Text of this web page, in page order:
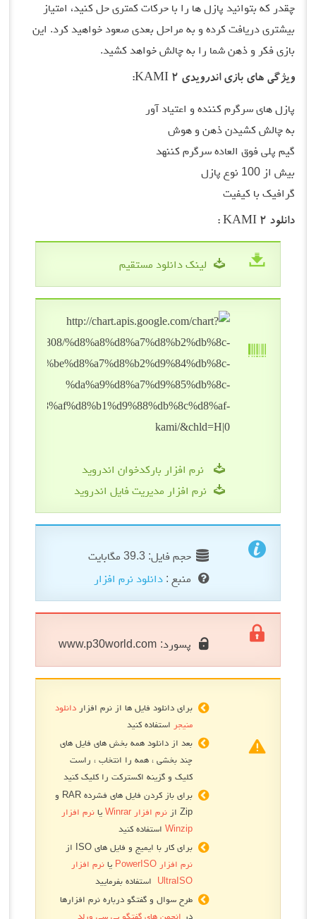
چقدر که بتوانید پازل ها را با حرکات کمتری حل کنید، امتیاز
بیشتری دریافت کرده و به مراحل بعدی صعود خواهید کرد. این
بازی فکر و ذهن شما را به چالش خواهد کشید.
ویژگی های بازی اندرویدی KAMI 2:
پازل های سرگرم کننده و اعتیاد آور
به چالش کشیدن ذهن و هوش
گیم پلی فوق العاده سرگرم کننهد
بیش از 100 نوع پازل
گرافیک با کیفیت
دانلود KAMI 2 :
لینک دانلود مستقیم
نرم افزار بارکدخوان اندروید
نرم افزار مدیریت فایل اندروید
حجم فایل: 39.3 مگابایت
منبع : دانلود نرم افزار
پسورد: www.p30world.com
برای دانلود فایل ها از نرم افزار دانلود
منیجر استفاده کنید
بعد از دانلود همه بخش های فایل های
چند بخشی ، همه را انتخاب ، راست
کلیک و گزینه اکسترکت را کلیک کنید
برای باز کردن فایل های فشرده RAR و
Zip از
نرم افزار Winrar یا نرم افزار
Winzipاستفاده کنید
برای کار با ایمیج و فایل های ISO از
نرم افزار PowerISO
یا نرم افزار
UltraISO استفاده بفرمایید
طرح سوال و گفتگو درباره نرم افزارها
در انجمن های گفتگو پی سی ورلد